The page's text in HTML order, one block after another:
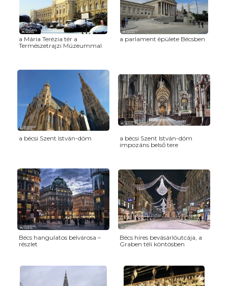
a Mária Terézia tér a
Természetrajzi Múzeummal
a parlament épülete Bécsben
a bécsi Szent István-dóm
a bécsi Szent István-dóm
impozáns belső tere
Bécs hangulatos belvárosa –
részlet
Bécs híres bevásárlóutcája, a
Graben téli köntösben